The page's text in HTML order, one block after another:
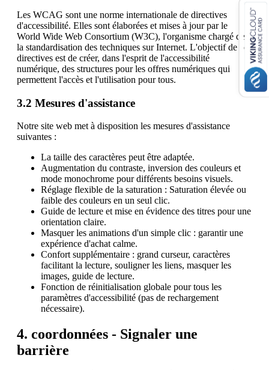
Les WCAG sont une norme internationale de directives
d'accessibilité. Elles sont élaborées et mises à jour par le
World Wide Web Consortium (W3C), l'organisme chargé de
la standardisation des techniques sur Internet. L'objectif de ces
directives est de créer, dans l'esprit de l'accessibilité
numérique, des structures pour les offres numériques qui
permettent l'accès et l'utilisation pour tous.
3.2 Mesures d'assistance
Notre site web met à disposition les mesures d'assistance
suivantes :
La taille des caractères peut être adaptée.
Augmentation du contraste, inversion des couleurs et
mode monochrome pour différents besoins visuels.
Réglage flexible de la saturation : Saturation élevée ou
faible des couleurs en un seul clic.
Guide de lecture et mise en évidence des titres pour une
orientation claire.
Masquer les animations d'un simple clic : garantir une
expérience d'achat calme.
Confort supplémentaire : grand curseur, caractères
facilitant la lecture, souligner les liens, masquer les
images, guide de lecture.
Fonction de réinitialisation globale pour tous les
paramètres d'accessibilité (pas de rechargement
nécessaire).
4. coordonnées - Signaler une
barrière